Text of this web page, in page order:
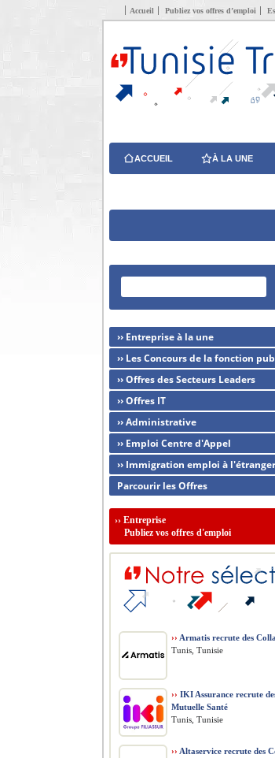
Accueil Publiez vos offres d’emploi
ACCUEIL À LA UNE
›› Entreprise à la une
›› Les Concours de la fonction
›› Offres des Secteurs Leaders
›› Offres IT
›› Administrative
›› Emploi Centre d'Appel
›› Immigration emploi à l'étranger
Parcourir les Offres
›› Entreprise
Publiez vos offres d'emploi
›› Armatis recrute des
Tunis, Tunisie
›› IKI Assurance recrute
Mutuelle Santé
Tunis, Tunisie
›› Altaservice recrute des